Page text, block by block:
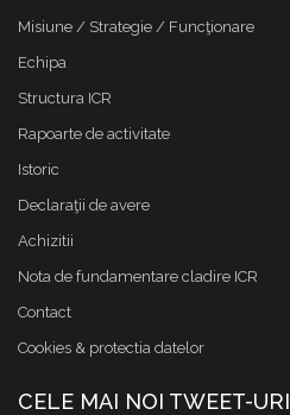
Misiune / Strategie / Funcţionare
Echipa
Structura ICR
Rapoarte de activitate
Istoric
Declaraţii de avere
Achizitii
Nota de fundamentare cladire ICR
Contact
Cookies & protectia datelor
CELE MAI NOI TWEET-URI